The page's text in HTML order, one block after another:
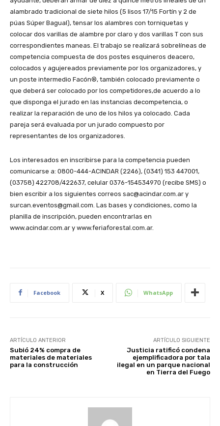
alambrado tradicional de siete hilos (5 lisos 17/15 Fortín y 2 de
púas Súper Bagual), tensar los alambres con torniquetas y
colocar dos varillas de alambre por claro y dos varillas T con sus
correspondientes maneas. El trabajo se realizará sobrelíneas de
competencia compuesta de dos postes esquineros deacero,
colocados y agujereados previamente por los organizadores, y
un poste intermedio Facón®, también colocado previamente o
que deberá ser colocado por los competidores,de acuerdo a lo
que disponga el jurado en las instancias decompetencia, o
realizar la reparación de uno de los hilos ya colocado. Cada
pareja será evaluada por un jurado compuesto por
representantes de los organizadores.
Los interesados en inscribirse para la competencia pueden
comunicarse a: 0800-444-ACINDAR (2246), (0341) 153 447001,
(03758) 422708/422637, celular 0376-154534970 (recibe SMS) o
bien escribir a los siguientes correos sac@acindar.com.ar y
surcan.eventos@gmail.com. Las bases y condiciones, como la
planilla de inscripción, pueden encontrarlas en
www.acindar.com.ar y www.feriaforestal.com.ar.
Facebook X WhatsApp
ARTÍCULO ANTERIOR
Subió 24% compra de
materiales de materiales
para la construcción
ARTÍCULO SIGUIENTE
Justicia ratificó condena
ejemplificadora por tala
ilegal en un parque nacional
en Tierra del Fuego